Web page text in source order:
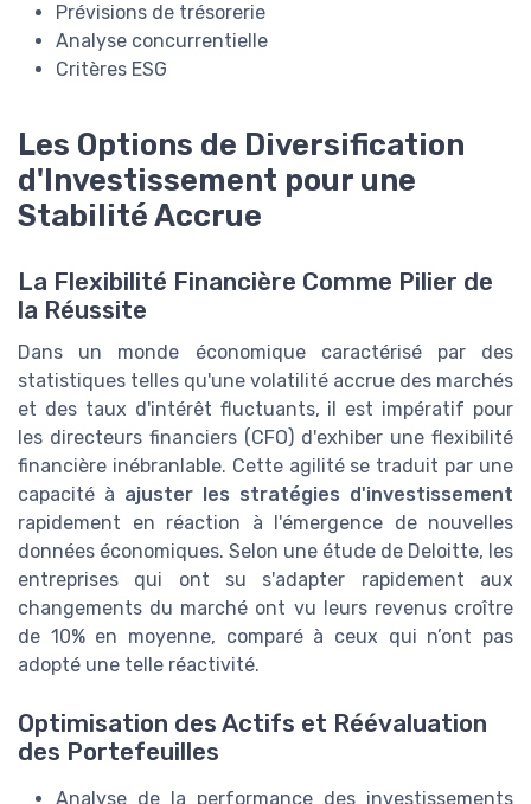
Prévisions de trésorerie
Analyse concurrentielle
Critères ESG
Les Options de Diversification
d'Investissement pour une
Stabilité Accrue
La Flexibilité Financière Comme Pilier de
la Réussite
Dans un monde économique caractérisé par des
statistiques telles qu'une volatilité accrue des marchés
et des taux d'intérêt fluctuants, il est impératif pour
les directeurs financiers (CFO) d'exhiber une flexibilité
financière inébranlable. Cette agilité se traduit par une
capacité à ajuster les stratégies d'investissement
rapidement en réaction à l'émergence de nouvelles
données économiques. Selon une étude de Deloitte, les
entreprises qui ont su s'adapter rapidement aux
changements du marché ont vu leurs revenus croître
de 10% en moyenne, comparé à ceux qui n’ont pas
adopté une telle réactivité.
Optimisation des Actifs et Réévaluation
des Portefeuilles
Analyse de la performance des investissements